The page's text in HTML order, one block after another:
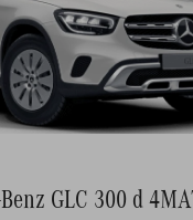
GLC 300 d